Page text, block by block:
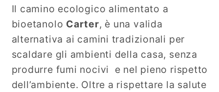
P37
x
H100
P37
x
H100
Il camino ecologico alimentato a
bioetanolo Carter, è una valida
alternativa ai camini tradizionali per
scaldare gli ambienti della casa, senza
produrre fumi nocivi e nel pieno rispetto
dell’ambiente. Oltre a rispettare la salute